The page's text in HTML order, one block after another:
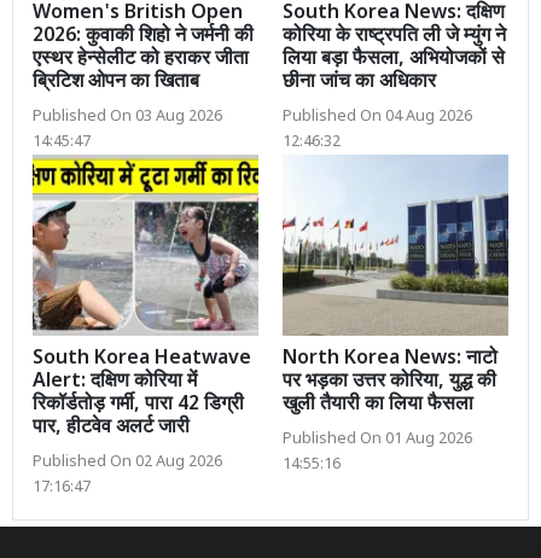
Women's British Open
2026: कुवाकी शिहो ने जर्मनी की
एस्थर हेन्सेलीट को हराकर जीता
ब्रिटिश ओपन का खिताब
Published On 03 Aug 2026
14:45:47
South Korea News: दक्षिण
कोरिया के राष्ट्रपति ली जे म्युंग ने
लिया बड़ा फैसला, अभियोजकों से
छीना जांच का अधिकार
Published On 04 Aug 2026
12:46:32
South Korea Heatwave
Alert: दक्षिण कोरिया में
रिकॉर्डतोड़ गर्मी, पारा 42 डिग्री
पार, हीटवेव अलर्ट जारी
Published On 02 Aug 2026
17:16:47
North Korea News: नाटो
पर भड़का उत्तर कोरिया, युद्ध की
खुली तैयारी का लिया फैसला
Published On 01 Aug 2026
14:55:16